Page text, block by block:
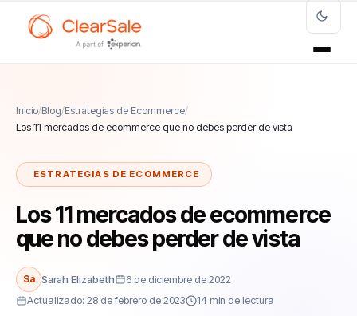
Inicio/Blog/Estrategias de Ecommerce/
Los 11 mercados de ecommerce que no debes perder de vista
ESTRATEGIAS DE ECOMMERCE
Los 11 mercados de ecommerce
que no debes perder de vista
Sa Sarah Elizabeth
6 de diciembre de 2022
Actualizado: 28 de febrero de 2023
14 min de lectura